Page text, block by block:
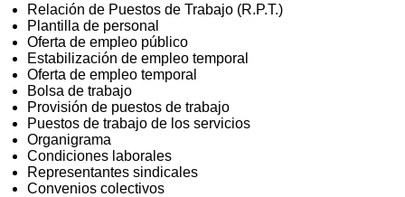
Relación de Puestos de Trabajo (R.P.T.)
Plantilla de personal
Oferta de empleo público
Estabilización de empleo temporal
Oferta de empleo temporal
Bolsa de trabajo
Provisión de puestos de trabajo
Puestos de trabajo de los servicios
Organigrama
Condiciones laborales
Representantes sindicales
Convenios colectivos